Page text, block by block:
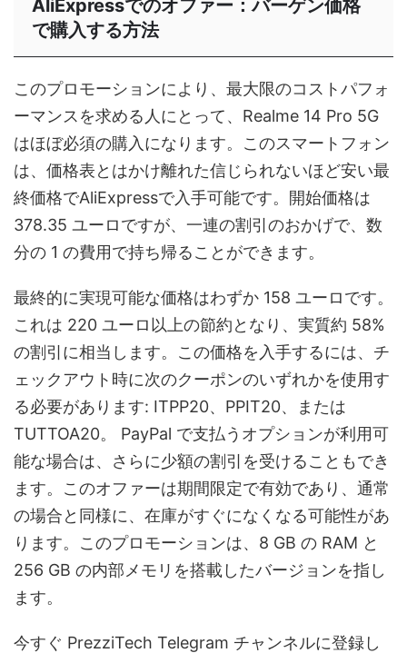
AliExpressでのオファー：バーゲン価格
で購入する方法
このプロモーションにより、最大限のコストパフォ
ーマンスを求める人にとって、Realme 14 Pro 5G
はほぼ必須の購入になります。このスマートフォン
は、価格表とはかけ離れた信じられないほど安い最
終価格でAliExpressで入手可能です。開始価格は
378.35 ユーロですが、一連の割引のおかげで、数
分の 1 の費用で持ち帰ることができます。
最終的に実現可能な価格はわずか 158 ユーロです。
これは 220 ユーロ以上の節約となり、実質約 58%
の割引に相当します。この価格を入手するには、チ
ェックアウト時に次のクーポンのいずれかを使用す
る必要があります: ITPP20、PPIT20、または
TUTTOA20。 PayPal で支払うオプションが利用可
能な場合は、さらに少額の割引を受けることもでき
ます。このオファーは期間限定で有効であり、通常
の場合と同様に、在庫がすぐになくなる可能性があ
ります。このプロモーションは、8 GB の RAM と
256 GB の内部メモリを搭載したバージョンを指し
ます。
今すぐ PrezziTech Telegram チャンネルに登録し